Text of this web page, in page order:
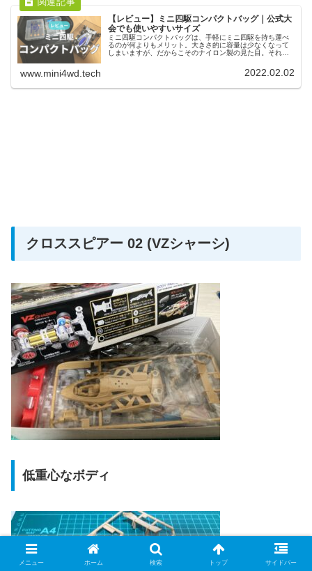
【レビュー】ミニ四駆コンパクトバッグ｜公式大
会でも使いやすいサイズ
ミニ四駆コンパクトバッグは、手軽にミニ四駆を持ち運べ
るのが何よりもメリット。大きさ的に容量は少なくなって
しまいますが、だからこそのナイロン製の見た目。それで
www.mini4wd.tech 2022.02.02
クロススピアー 02 (VZシャーシ)
低重心なボディ
メニュー ホーム 検索 トップ サイドバー